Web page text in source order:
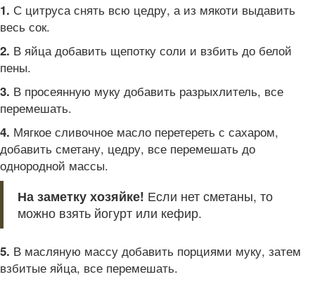
1. С цитруса снять всю цедру, а из мякоти выдавить
весь сок.
2. В яйца добавить щепотку соли и взбить до белой
пены.
3. В просеянную муку добавить разрыхлитель, все
перемешать.
4. Мягкое сливочное масло перетереть с сахаром,
добавить сметану, цедру, все перемешать до
однородной массы.
На заметку хозяйке! Если нет сметаны, то
можно взять йогурт или кефир.
5. В масляную массу добавить порциями муку, затем
взбитые яйца, все перемешать.